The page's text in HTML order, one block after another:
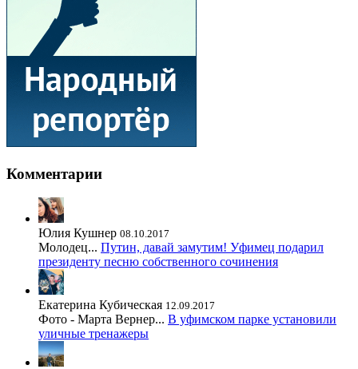
Комментарии
Юлия Кушнер 08.10.2017
Молодец... Путин, давай замутим! Уфимец подарил
президенту песню собственного сочинения
Екатерина Кубическая 12.09.2017
Фото - Марта Вернер... В уфимском парке установили
уличные тренажеры